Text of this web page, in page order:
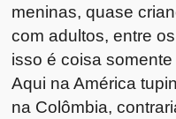
meninas, quase
com adultos, entre
isso é coisa
Aqui na América
na Colômbia,